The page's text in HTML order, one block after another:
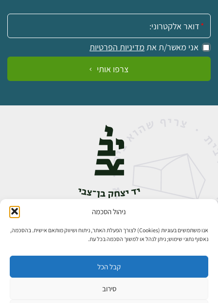
ניהול הסכמה
אנו משתמשים בעוגיות (Cookies) לצורך הפעלת האתר, ניתוח ושיווק מותאם אישית. בהסכמה,
נאסוף נתוני שימוש; ניתן לנהל או למשוך הסכמה בכל עת.
קבל הכל
סירוב
אימייל:
אני מאשר/ת את מדיניות הפרטיות
צרפו אותי
אבן גבירול 14, רחביה, ירושלים